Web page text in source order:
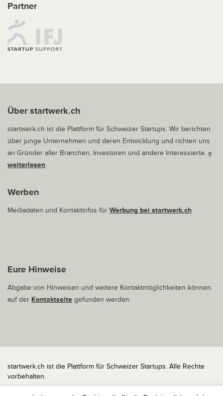
Partner
Über startwerk.ch
startwerk.ch ist die Plattform für Schweizer Startups. Wir berichten
über junge Unternehmen und deren Entwicklung und richten uns
an Gründer aller Branchen, Investoren und andere Interessierte. »
weiterlesen
Werben
Mediadaten und Kontaktinfos für Werbung bei startwerk.ch
Eure Hinweise
Abgabe von Hinweisen und weitere Kontaktmöglichkeiten können
auf der Kontaktseite gefunden werden.
startwerk.ch ist die Plattform für Schweizer Startups. Alle Rechte
vorbehalten.